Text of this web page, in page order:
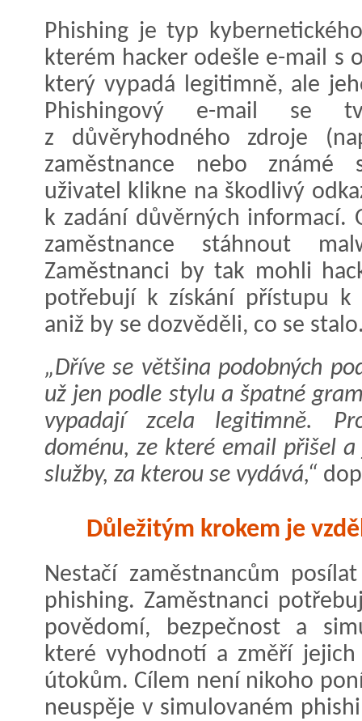
Phishing je typ
kterém hacker odešle e-mail s
který vypadá legitimně, ale
Phishingový e-mail se
z důvěryhodného zdroje
zaměstnance nebo známé
uživatel klikne na škodlivý
k zadání důvěrných informací.
zaměstnance stáhnout
Zaměstnanci by tak mohli
potřebují k získání přístupu
aniž by se dozvěděli, co se
„Dříve se většina podobných
už jen podle stylu a špatné
vypadají zcela legitimně.
doménu, ze které email přišel
služby, za kterou se vydává,“
Důležitým krokem je
Nestačí zaměstnancům
phishing. Zaměstnanci
povědomí, bezpečnost a
které vyhodnotí a změří
útokům. Cílem není nikoho
neuspěje v simulovaném